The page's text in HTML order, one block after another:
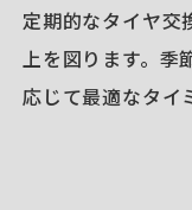
定期的なタイヤ交
上を図ります。
応じて最適なタイ